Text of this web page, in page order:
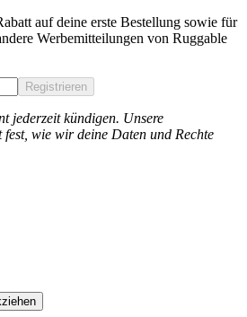
auf deine erste Bestellung sowie für
Werbemitteilungen von Ruggable
Registrieren
jederzeit kündigen. Unsere
fest, wie wir deine Daten und Rechte